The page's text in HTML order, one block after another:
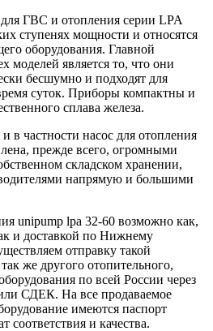
ГВС и отопления серии LPA
ступенях мощности и относятся
оборудования. Главной
моделей является то, что они
бесшумно и подходят для
суток. Приборы компактны и
сплава железа.
в частности насос для отопления
прежде всего, огромными
складском хранении,
напрямую и большими
unipump lpa 32-60 возможно как,
и доставкой по Нижнему
отправку такой
же другого отопительного,
по всей России через
СДЕК. На все продаваемое
имеются паспорт
соответствия и качества.